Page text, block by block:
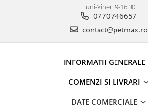
Luni-Vineri 9-16:30
0770746657
contact@petmax.ro
INFORMATII GENERALE
COMENZI SI LIVRARI
DATE COMERCIALE